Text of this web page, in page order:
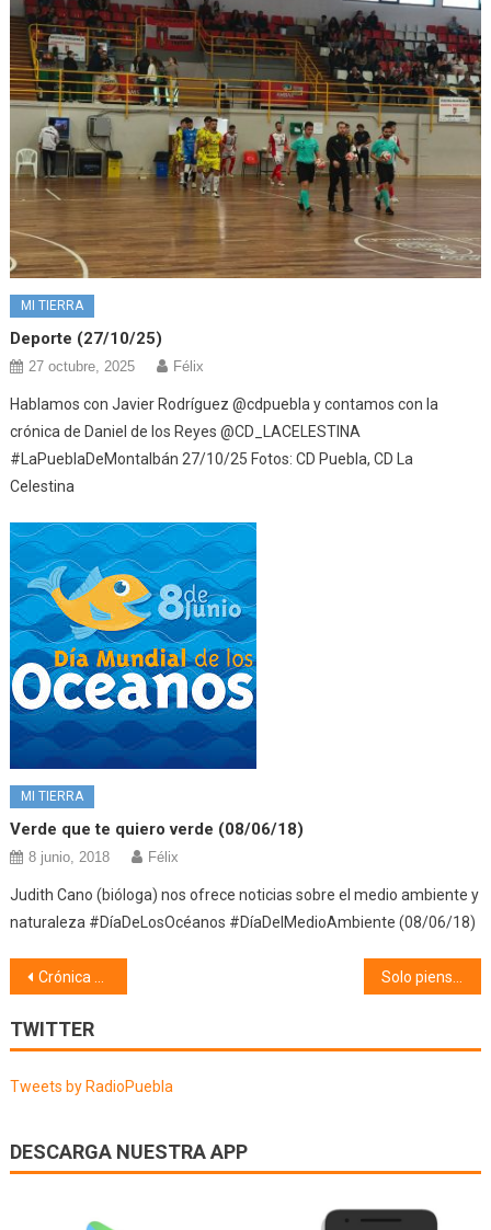
MI TIERRA
Deporte (27/10/25)
27 octubre, 2025 Félix
Hablamos con Javier Rodríguez @cdpuebla y contamos con la
crónica de Daniel de los Reyes @CD_LACELESTINA
#LaPueblaDeMontalbán 27/10/25 Fotos: CD Puebla, CD La
Celestina
MI TIERRA
Verde que te quiero verde (08/06/18)
8 junio, 2018 Félix
Judith Cano (bióloga) nos ofrece noticias sobre el medio ambiente y
naturaleza #DíaDeLosOcéanos #DíaDelMedioAmbiente (08/06/18)
Navegación
de
entradas
Crónica de mi primer muerto (06/11/25) Solo pienso en ti (07/11/25)
TWITTER
Tweets by RadioPuebla
DESCARGA NUESTRA APP